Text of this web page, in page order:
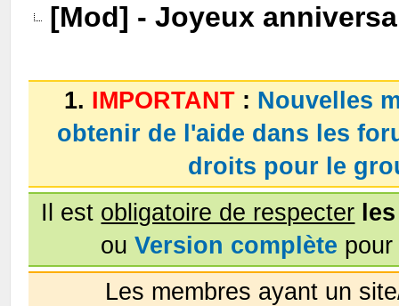
[Mod] - Joyeux
1. IMPORTANT : Nouvelles
obtenir de l'aide dans les
droits pour le
Il est obligatoire de respecter
ouVersion complète
Les membres ayant un